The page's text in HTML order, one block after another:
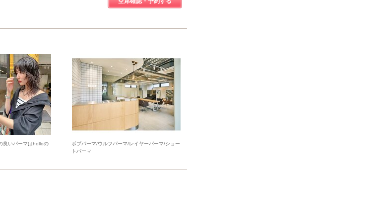
良いパーマはholloの
ボブパーマ/ウルフパーマ/レイヤーパーマ/ショー
トパーマ